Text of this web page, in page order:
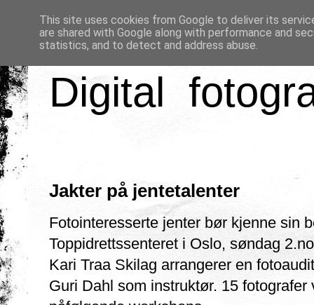
Digital
Jakter på jentetalenter
Fotointeresserte jenter bør kjenne sin
Toppidrettssenteret i Oslo, søndag
Kari Traa Skilag arrangerer en
Guri Dahl som instruktør. 15 fotografer
This site uses cookies from Google to deliver its
are shared with Google along with performance and
statistics, and to detect and address abuse.